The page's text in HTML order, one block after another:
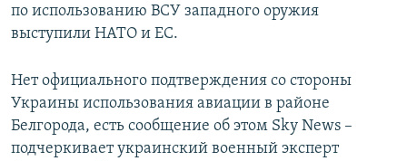
по использованию ВСУ западного оружия
выступили НАТО и ЕС.
Нет официального подтверждения со стороны
Украины использования авиации в районе
Белгорода, есть сообщение об этом Sky News –
подчеркивает украинский военный эксперт